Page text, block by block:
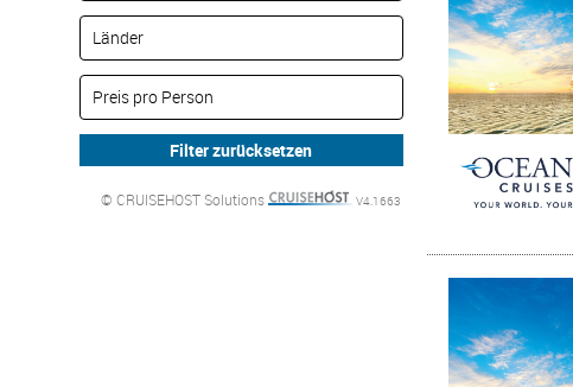
© CRUISEHOST Solutions V4.1663